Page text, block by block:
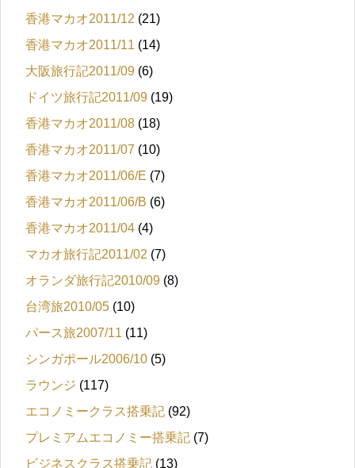
香港マカオ2011/12 (21)
香港マカオ2011/11 (14)
大阪旅行記2011/09 (6)
ドイツ旅行記2011/09 (19)
香港マカオ2011/08 (18)
香港マカオ2011/07 (10)
香港マカオ2011/06/E (7)
香港マカオ2011/06/B (6)
香港マカオ2011/04 (4)
マカオ旅行記2011/02 (7)
オランダ旅行記2010/09 (8)
台湾旅2010/05 (10)
パース旅2007/11 (11)
シンガポール2006/10 (5)
ラウンジ (117)
エコノミークラス搭乗記 (92)
プレミアムエコノミー搭乗記 (7)
ビジネスクラス搭乗記 (13)